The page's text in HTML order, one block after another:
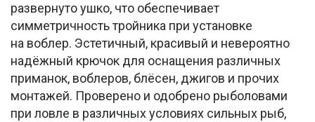
развернуто ушко, что обеспечивает
симметричность тройника при установке
на воблер. Эстетичный, красивый и невероятно
надёжный крючок для оснащения различных
приманок, воблеров, блёсен, джигов и прочих
монтажей. Проверено и одобрено рыболовами
при ловле в различных условиях сильных рыб,